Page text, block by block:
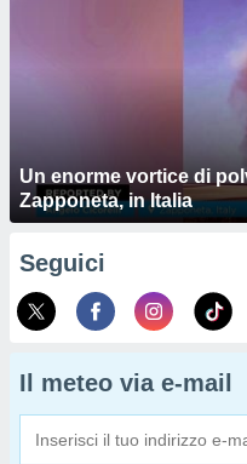
Un enorme vortice di
Zapponeta, in Italia
Seguici
Il meteo via e-mail